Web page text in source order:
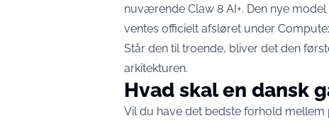
nuværende Claw 8 AI+. Den nye
ventes officielt afsløret under
Står den til troende, bliver det den
arkitekturen.
Hvad skal en dansk
Vil du have det bedste forhold mellem